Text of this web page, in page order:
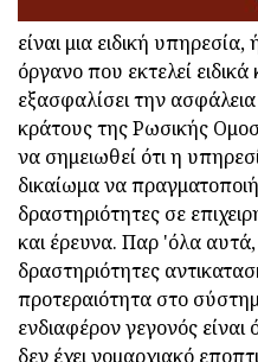
είναι μια ειδική
όργανο που εκτελεί
εξασφαλίσει την
κράτους της Ρωσικής
να σημειωθεί ότι η
δικαίωμα να
δραστηριότητες σε
και έρευνα. Παρ 'όλα αυτά,
δραστηριότητες
προτεραιότητα στο
ενδιαφέρον γεγονός
δεν έχει νομαρχιακό